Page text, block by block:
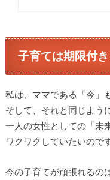
子育ては期限付き
私は、ママである「今」
そして、それと同じよう
一人の女性としての「未
ワクワクしていたいのです
今の子育てが頑張れるの